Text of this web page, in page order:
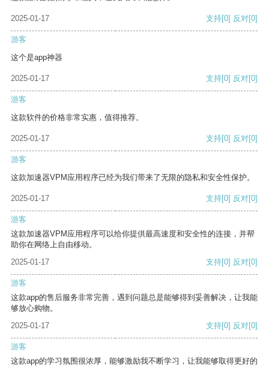
2025-01-17 支持[0] 反对[0]
游客
这个是app神器
2025-01-17 支持[0] 反对[0]
游客
这款软件的价格非常实惠，值得推荐。
2025-01-17 支持[0] 反对[0]
游客
这款加速器VPM应用程序已经为我们带来了无限的隐私和安全性保护。
2025-01-17 支持[0] 反对[0]
游客
这款加速器VPM应用程序可以给你提供最高速度和安全性的连接，并帮
助你在网络上自由移动。
2025-01-17
支持[0] 反对[0]
游客
这款app的售后服务非常完善，遇到问题总是能够得到妥善解决，让我能
够放心购物。
2025-01-17
支持[0] 反对[0]
游客
这款app的学习氛围很浓厚，能够激励我不断学习，让我能够取得更好的